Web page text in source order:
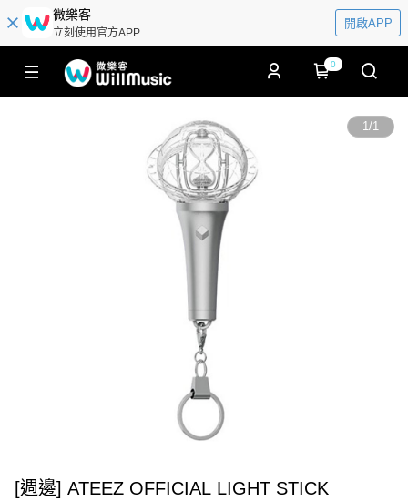
微樂客
立刻使用官方APP
開啟APP
0
1/1
[週邊] ATEEZ OFFICIAL LIGHT STICK